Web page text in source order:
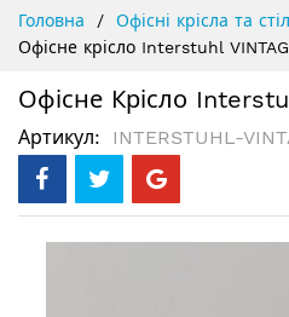
Content
Головна
Офісні крісла та
Офісне крісло Interstuhl
Офісне Крісло
Артикул INTERSTUHL-